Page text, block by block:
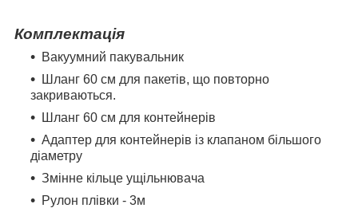
Комплектація
Вакуумний пакувальник
Шланг 60 см для пакетів, що повторно
закриваються.
Шланг 60 см для контейнерів
Адаптер для контейнерів із клапаном більшого
діаметру
Змінне кільце ущільнювача
Рулон плівки - 3м